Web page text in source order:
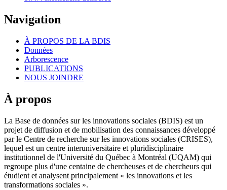
Navigation
À PROPOS DE LA BDIS
Données
Arborescence
PUBLICATIONS
NOUS JOINDRE
À propos
La Base de données sur les innovations sociales (BDIS) est un
projet de diffusion et de mobilisation des connaissances développé
par le Centre de recherche sur les innovations sociales (CRISES),
lequel est un centre interuniversitaire et pluridisciplinaire
institutionnel de l'Université du Québec à Montréal (UQAM) qui
regroupe plus d'une centaine de chercheuses et de chercheurs qui
étudient et analysent principalement « les innovations et les
transformations sociales ».